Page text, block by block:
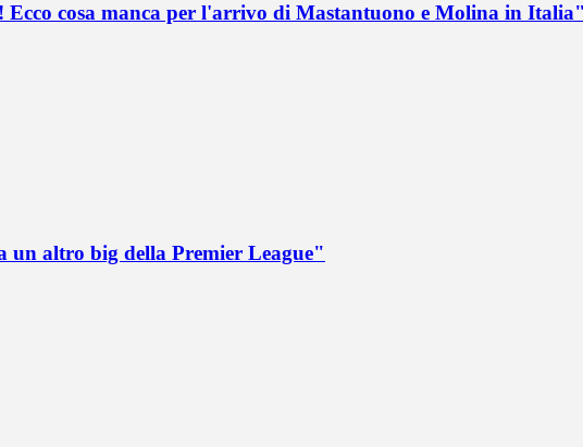
cosa manca per l'arrivo di Mastantuono e Molina in
altro big della Premier League"